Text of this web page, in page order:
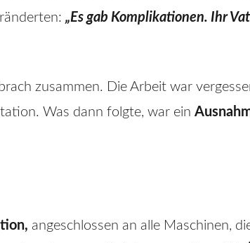
„Es gab Komplikationen. Ihr
zusammen. Die Arbeit war
Was dann folgte, war ein
angeschlossen an alle Maschinen,